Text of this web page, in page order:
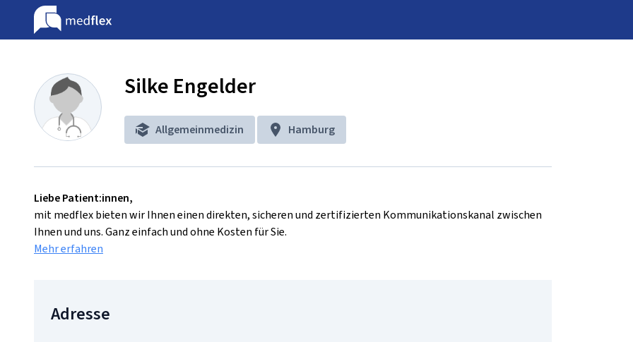
Silke Engelder
Allgemeinmedizin Hamburg
Liebe Patient:innen,
mit medflex bieten wir Ihnen einen direkten, sicheren und zertifizierten Kommunikationskanal zwischen
Ihnen und uns. Ganz einfach und ohne Kosten für Sie.
Mehr erfahren
Adresse